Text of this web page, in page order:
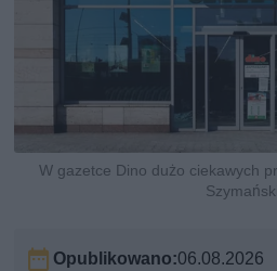
W gazetce Dino dużo ciekawych
Szymański
Opublikowano:06.08.2026